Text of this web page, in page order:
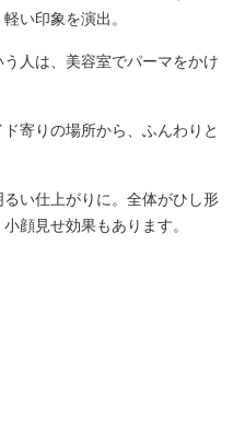
い印象を演出。
人は、美容室でパーマをかけ
寄りの場所から、ふんわりと
い仕上がりに。全体がひし形
顔見せ効果もあります。